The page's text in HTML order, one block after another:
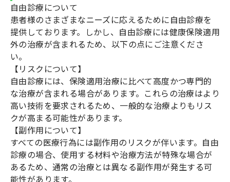
自由診療について
患者様のさまざまなニーズに応えるために自由診療を
提供しております。しかし、自由診療には健康保険適用
外の治療が含まれるため、以下の点にご注意くださ
い。
【リスクについて】
自由診療には、保険適用治療に比べて高度かつ専門的
な治療が含まれる場合があります。これらの治療はより
高い技術を要求されるため、一般的な治療よりもリス
クが高まる可能性があります。
【副作用について】
すべての医療行為には副作用のリスクが伴います。自由
診療の場合、使用する材料や治療方法が特殊な場合が
あるため、通常の治療とは異なる副作用が発生する可
能性があります。